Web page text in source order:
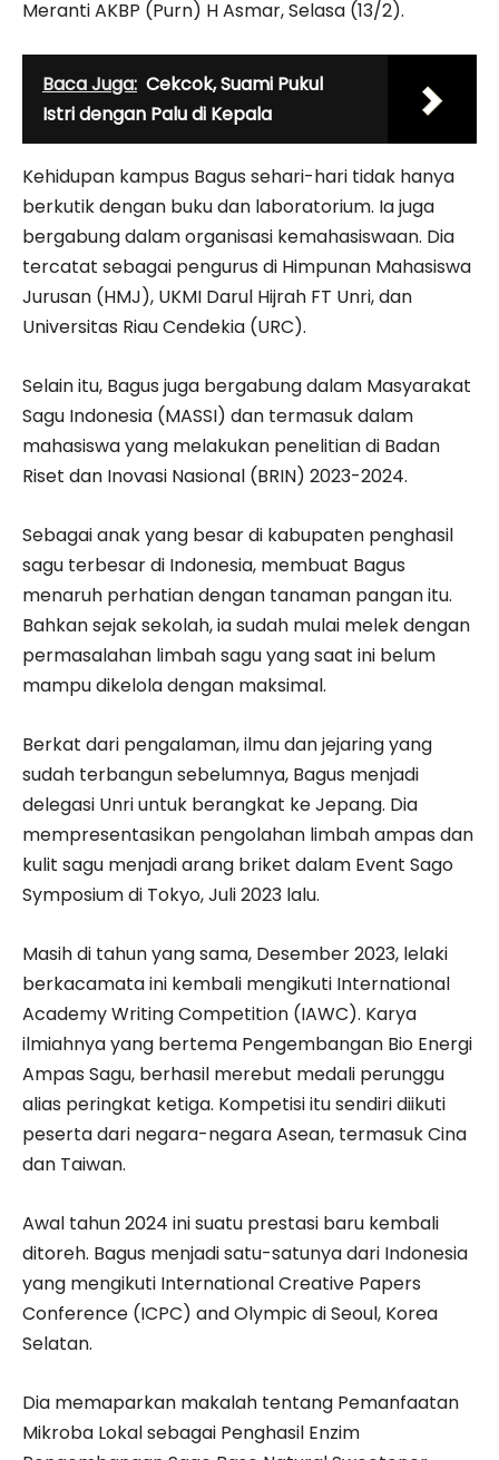
Meranti AKBP (Purn) H Asmar, Selasa (13/2).
Baca Juga: Cekcok, Suami Pukul
Istri dengan Palu di Kepala
Kehidupan kampus Bagus sehari-hari tidak hanya
berkutik dengan buku dan laboratorium. Ia juga
bergabung dalam organisasi kemahasiswaan. Dia
tercatat sebagai pengurus di Himpunan Mahasiswa
Jurusan (HMJ), UKMI Darul Hijrah FT Unri, dan
Universitas Riau Cendekia (URC).
Selain itu, Bagus juga bergabung dalam Masyarakat
Sagu Indonesia (MASSI) dan termasuk dalam
mahasiswa yang melakukan penelitian di Badan
Riset dan Inovasi Nasional (BRIN) 2023-2024.
Sebagai anak yang besar di kabupaten penghasil
sagu terbesar di Indonesia, membuat Bagus
menaruh perhatian dengan tanaman pangan itu.
Bahkan sejak sekolah, ia sudah mulai melek dengan
permasalahan limbah sagu yang saat ini belum
mampu dikelola dengan maksimal.
Berkat dari pengalaman, ilmu dan jejaring yang
sudah terbangun sebelumnya, Bagus menjadi
delegasi Unri untuk berangkat ke Jepang. Dia
mempresentasikan pengolahan limbah ampas dan
kulit sagu menjadi arang briket dalam Event Sago
Symposium di Tokyo, Juli 2023 lalu.
Masih di tahun yang sama, Desember 2023, lelaki
berkacamata ini kembali mengikuti International
Academy Writing Competition (IAWC). Karya
ilmiahnya yang bertema Pengembangan Bio Energi
Ampas Sagu, berhasil merebut medali perunggu
alias peringkat ketiga. Kompetisi itu sendiri diikuti
peserta dari negara-negara Asean, termasuk Cina
dan Taiwan.
Awal tahun 2024 ini suatu prestasi baru kembali
ditoreh. Bagus menjadi satu-satunya dari Indonesia
yang mengikuti International Creative Papers
Conference (ICPC) and Olympic di Seoul, Korea
Selatan.
Dia memaparkan makalah tentang Pemanfaatan
Mikroba Lokal sebagai Penghasil Enzim